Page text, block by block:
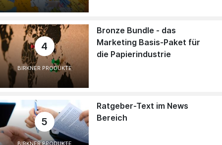
4
BIRKNER PRODUKTE
Bronze Bundle - das
Marketing Basis-Paket für
die Papierindustrie
5
BIRKNER PRODUKTE
Ratgeber-Text im News
Bereich